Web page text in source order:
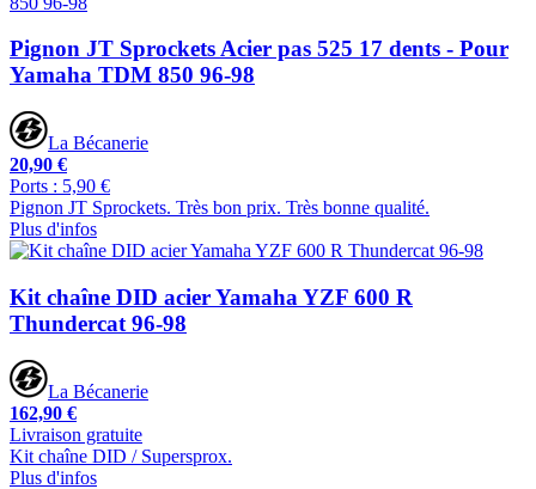
Pignon JT Sprockets Acier pas 525 17 dents - Pour
Yamaha TDM 850 96-98
La Bécanerie
20,90 €
Ports : 5,90 €
Pignon JT Sprockets. Très bon prix. Très bonne qualité.
Plus d'infos
Kit chaîne DID acier Yamaha YZF 600 R
Thundercat 96-98
La Bécanerie
162,90 €
Livraison gratuite
Kit chaîne DID / Supersprox.
Plus d'infos